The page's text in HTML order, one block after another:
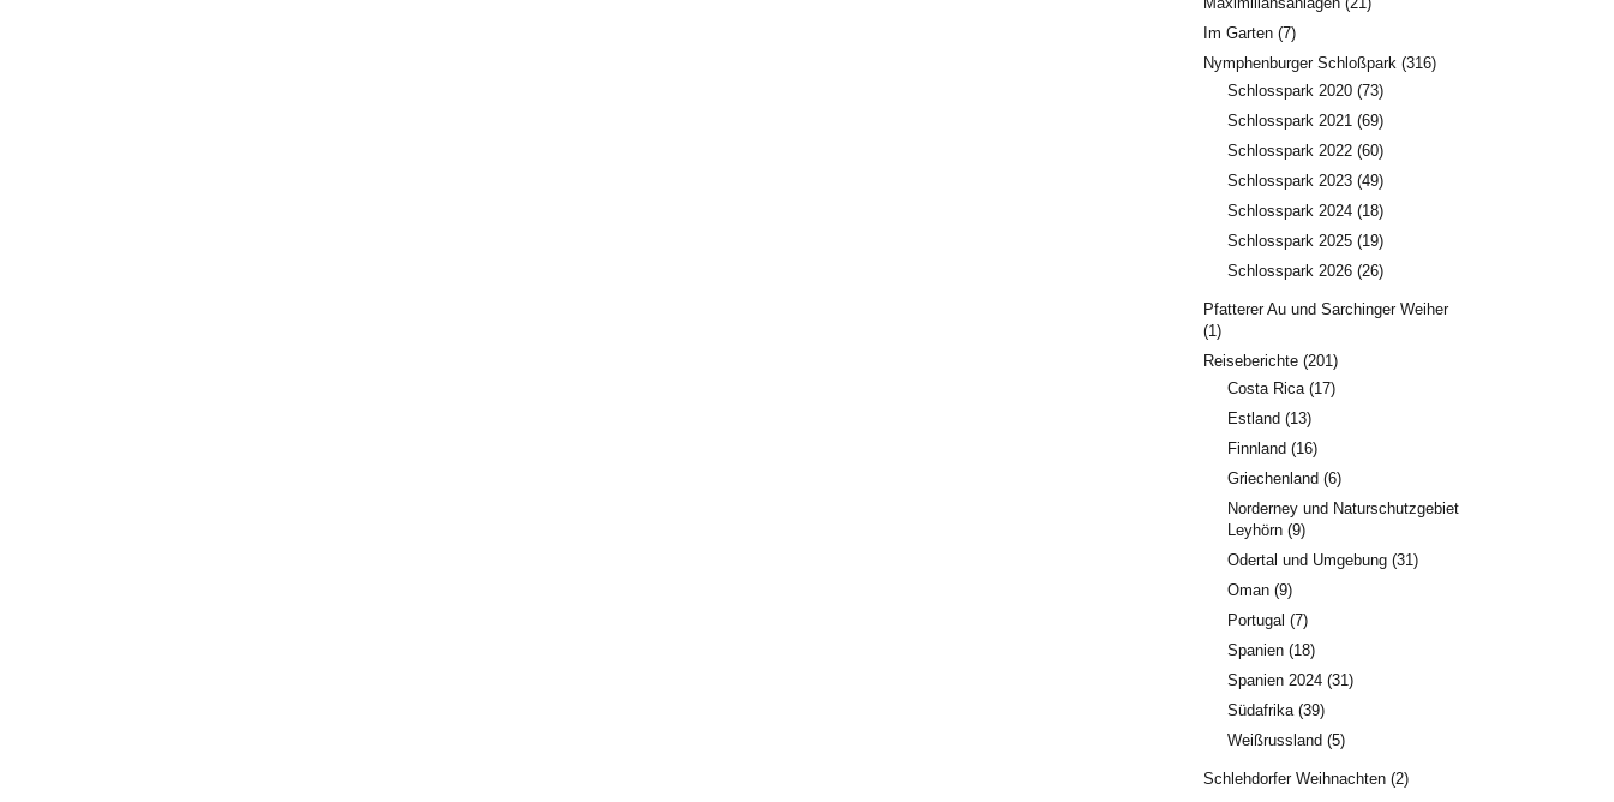
Im Garten (7)
Nymphenburger Schloßpark (316)
Schlosspark 2020 (73)
Schlosspark 2021 (69)
Schlosspark 2022 (60)
Schlosspark 2023 (49)
Schlosspark 2024 (18)
Schlosspark 2025 (19)
Schlosspark 2026 (26)
Pfatterer Au und Sarchinger Weiher
(1)
Reiseberichte (201)
Costa Rica(17)
Estland (13)
Finnland (16)
Griechenland (6)
Norderney und Naturschutzgebiet
Leyhörn (9)
Odertal und Umgebung (31)
Oman (9)
Portugal (7)
Spanien (18)
Spanien 2024 (31)
Südafrika(39)
Weißrussland (5)
Schlehdorfer Weihnachten (2)